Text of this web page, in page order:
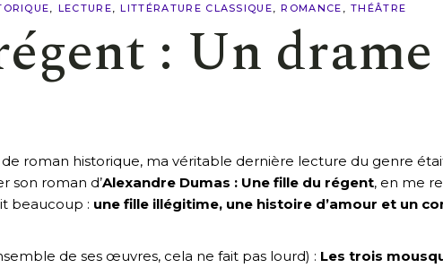
LECTURE LITTÉRATURE CLASSIQUE ROMANCE THÉÂTRE
: Un drame
de roman historique, ma véritable dernière lecture du genre
son roman d’Alexandre Dumas : Une fille du régent, en me
beaucoup : une fille illégitime, une histoire d’amour et un
de ses œuvres, cela ne fait pas lourd) : Les trois